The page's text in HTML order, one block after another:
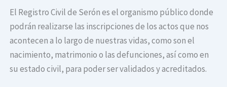
El Registro Civil de Serón es el organismo público donde
podrán realizarse las inscripciones de los actos que nos
acontecen a lo largo de nuestras vidas, como son el
nacimiento, matrimonio o las defunciones, así como en
su estado civil, para poder ser validados y acreditados.